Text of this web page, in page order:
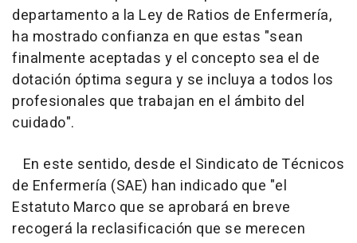
departamento a la Ley de Ratios de Enfermería,
ha mostrado confianza en que estas "sean
finalmente aceptadas y el concepto sea el de
dotación óptima segura y se incluya a todos los
profesionales que trabajan en el ámbito del
cuidado".
En este sentido, desde el Sindicato de Técnicos
de Enfermería (SAE) han indicado que "el
Estatuto Marco que se aprobará en breve
recogerá la reclasificación que se merecen